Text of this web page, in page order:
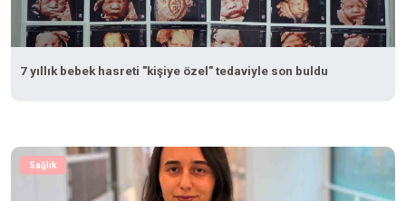
7 yıllık bebek hasreti "kişiye özel" tedaviyle son buldu
Sağlık